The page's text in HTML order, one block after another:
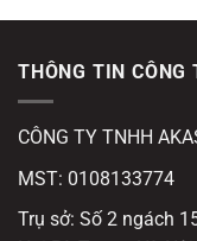
THÔNG TIN CÔNG
CÔNG TY TNHH
MST: 0108133774
Trụ sở: Số 2 ngách